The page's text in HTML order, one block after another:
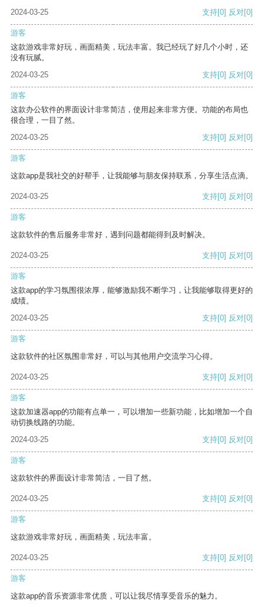
2024-03-25 支持[0] 反对[0]
游客
这款游戏非常好玩，画面精美，玩法丰富。我已经玩了好几个小时，还
没有玩腻。
2024-03-25
支持[0] 反对[0]
游客
这款办公软件的界面设计非常简洁，使用起来非常方便。功能的布局也
很合理，一目了然。
2024-03-25
支持[0] 反对[0]
游客
这款app是我社交的好帮手，让我能够与朋友保持联系，分享生活点滴。
2024-03-25 支持[0] 反对[0]
游客
这款软件的售后服务非常好，遇到问题都能得到及时解决。
2024-03-25 支持[0] 反对[0]
游客
这款app的学习氛围很浓厚，能够激励我不断学习，让我能够取得更好的
成绩。
2024-03-25
支持[0] 反对[0]
游客
这款软件的社区氛围非常好，可以与其他用户交流学习心得。
2024-03-25 支持[0] 反对[0]
游客
这款加速器app的功能有点单一，可以增加一些新功能，比如增加一个自
动切换线路的功能。
2024-03-25
支持[0] 反对[0]
游客
这款软件的界面设计非常简洁，一目了然。
2024-03-25 支持[0] 反对[0]
游客
这款游戏非常好玩，画面精美，玩法丰富。
2024-03-25 支持[0] 反对[0]
游客
这款app的音乐资源非常优质，可以让我尽情享受音乐的魅力。